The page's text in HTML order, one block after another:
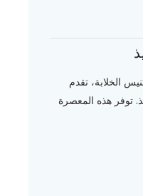
الخلابة، تقدم
توفر هذه المعصرة